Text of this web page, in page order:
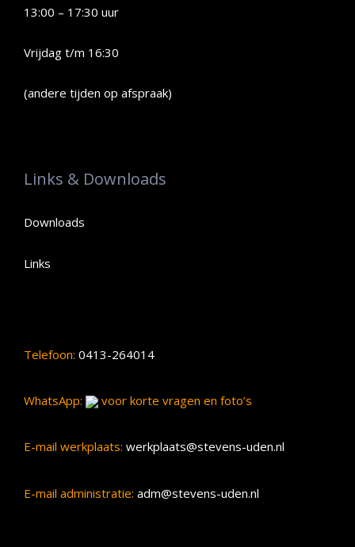
13:00 – 17:30 uur
Vrijdag t/m 16:30
(andere tijden op afspraak)
Links & Downloads
Downloads
Links
Telefoon: 0413-264014
WhatsApp: voor korte vragen en foto’s
E-mail werkplaats: werkplaats@stevens-uden.nl
E-mail administratie: adm@stevens-uden.nl